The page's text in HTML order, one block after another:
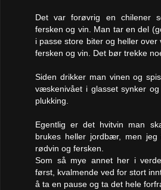
Det var forøvrig en chilener
fersken og vin. Man tar en del
i passe store biter og heller
fersken og vin. Det bør trekke
Siden drikker man vinen og
væskenivået i glasset synker
plukking.
Egentlig er det hvitvin man
brukes heller jordbær, men jeg
rødvin og fersken.
Som så mye annet her i
først, kvalmende ved for stort
å ta en pause og ta det hele